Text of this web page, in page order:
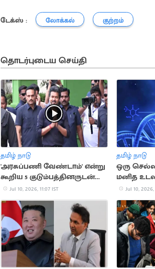
டேக்ஸ் : லோக்கல் குற்றம்
தொடர்புடைய செய்தி
தமிழ் நாடு
'அரசுப்பணி வேண்டாம்' என்று
கூறிய 5 குடும்பத்தினருடன்
விஜய் ஆலோசனை
Jul 10, 2026, 11:07 IST
தமிழ் நாடு
ஒரு
மனித
வைக்கும்
Jul 10, 2026,